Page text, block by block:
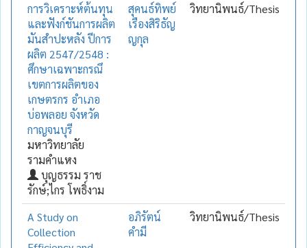
การวิเคราะห์ต้นทุน
และฟังก์ชันการผลิต
มันสำปะหลัง ปีการ
ผลิต 2547/2548 :
ศึกษาเฉพาะกรณึ
เขตการผลิตของ
เกษตรกร อำเภอ
บ่อพลอย จังหวัด
กาญจนบุรี
มหาวิทยาลัย
รามคำแหง
บุญธรรม ราช
รักษ์;ไกร โพธิ์งาม
สุคนธ์ทิพย์
เรืองสิริธัญ
ญกุล
วิทยานิพนธ์/Thesis
A Study on
Collection
อภิรัตน์
คำมี
วิทยานิพนธ์/Thesis